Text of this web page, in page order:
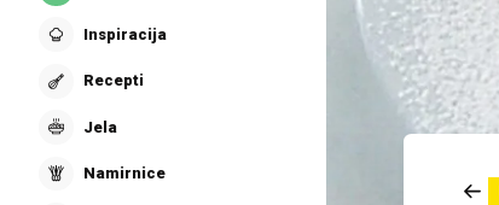
Inspiracija
Recepti
Jela
Namirnice